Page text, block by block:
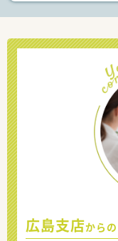
広島支店からの